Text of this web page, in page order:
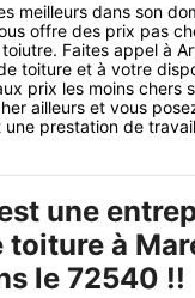
meilleurs dans son
offre des prix pas
Faites appel à
toiture et à votre
prix les moins chers
ailleurs et vous
prestation de
une
toiture à
le 72540 !!